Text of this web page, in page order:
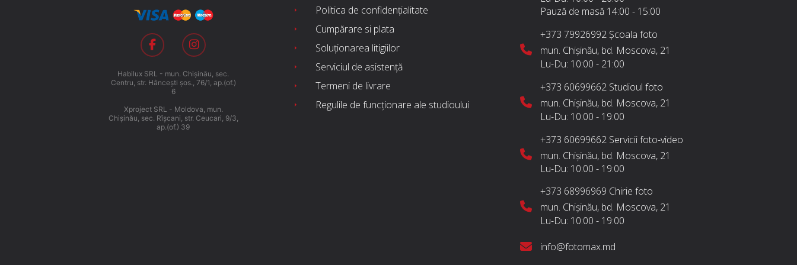
Habilux SRL - mun. Chişinău, sec.
Centru, str. Hânceşti şos., 76/1, ap.(of.)
6
Xproject SRL - Moldova, mun.
Chişinău, sec. Rîşcani, str. Ceucari, 9/3,
ap.(of.) 39
Politica de confidențialitate
Cumpărare si plata
Soluționarea litigiilor
Serviciul de asistență
Termeni de livrare
Regulile de funcționare ale studioului
Pauză de masă 14:00 - 15:00
+373 79926992 Școala foto
mun. Chișinău, bd. Moscova, 21
Lu-Du: 10:00 - 21:00
+373 60699662 Studioul foto
mun. Chișinău, bd. Moscova, 21
Lu-Du: 10:00 - 19:00
+373 60699662 Servicii foto-video
mun. Chișinău, bd. Moscova, 21
Lu-Du: 10:00 - 19:00
+373 68996969 Chirie foto
mun. Chișinău, bd. Moscova, 21
Lu-Du: 10:00 - 19:00
info@fotomax.md